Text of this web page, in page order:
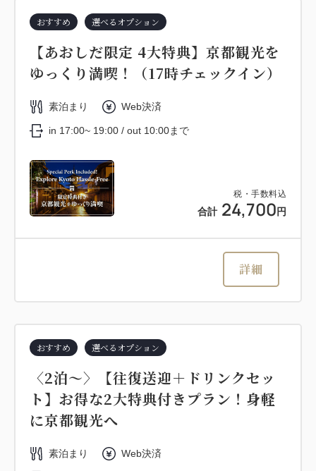
税・手数料込
合計 24,700 円
おすすめ 選べるオプション
【あおしだ限定 4大特典】京都観光を
ゆっくり満喫！（17時チェックイン）
素泊まり Web決済
in 17:00~ 19:00 / out 10:00まで
詳細
おすすめ 選べるオプション
〈2泊～〉【往復送迎＋ドリンクセッ
ト】お得な2大特典付きプラン！身軽
に京都観光へ
素泊まり Web決済